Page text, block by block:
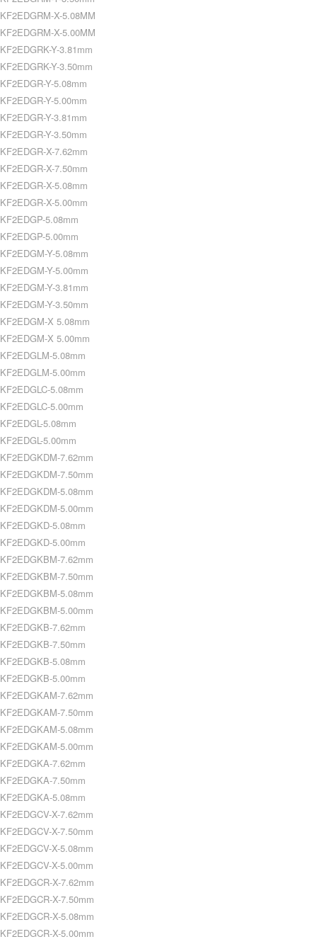
KF2EDGRM-X-5.08MM
KF2EDGRM-X-5.00MM
KF2EDGRK-Y-3.81mm
KF2EDGRK-Y-3.50mm
KF2EDGR-Y-5.08mm
KF2EDGR-Y-5.00mm
KF2EDGR-Y-3.81mm
KF2EDGR-Y-3.50mm
KF2EDGR-X-7.62mm
KF2EDGR-X-7.50mm
KF2EDGR-X-5.08mm
KF2EDGR-X-5.00mm
KF2EDGP-5.08mm
KF2EDGP-5.00mm
KF2EDGM-Y-5.08mm
KF2EDGM-Y-5.00mm
KF2EDGM-Y-3.81mm
KF2EDGM-Y-3.50mm
KF2EDGM-X 5.08mm
KF2EDGM-X 5.00mm
KF2EDGLM-5.08mm
KF2EDGLM-5.00mm
KF2EDGLC-5.08mm
KF2EDGLC-5.00mm
KF2EDGL-5.08mm
KF2EDGL-5.00mm
KF2EDGKDM-7.62mm
KF2EDGKDM-7.50mm
KF2EDGKDM-5.08mm
KF2EDGKDM-5.00mm
KF2EDGKD-5.08mm
KF2EDGKD-5.00mm
KF2EDGKBM-7.62mm
KF2EDGKBM-7.50mm
KF2EDGKBM-5.08mm
KF2EDGKBM-5.00mm
KF2EDGKB-7.62mm
KF2EDGKB-7.50mm
KF2EDGKB-5.08mm
KF2EDGKB-5.00mm
KF2EDGKAM-7.62mm
KF2EDGKAM-7.50mm
KF2EDGKAM-5.08mm
KF2EDGKAM-5.00mm
KF2EDGKA-7.62mm
KF2EDGKA-7.50mm
KF2EDGKA-5.08mm
KF2EDGCV-X-7.62mm
KF2EDGCV-X-7.50mm
KF2EDGCV-X-5.08mm
KF2EDGCV-X-5.00mm
KF2EDGCR-X-7.62mm
KF2EDGCR-X-7.50mm
KF2EDGCR-X-5.08mm
KF2EDGCR-X-5.00mm